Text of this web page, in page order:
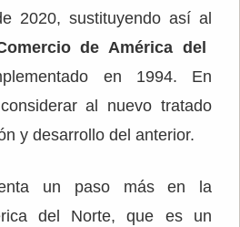
2020, sustituyendo así al
de América del
en 1994. En
al nuevo tratado
y desarrollo del anterior.
un paso más en la
del Norte, que es un